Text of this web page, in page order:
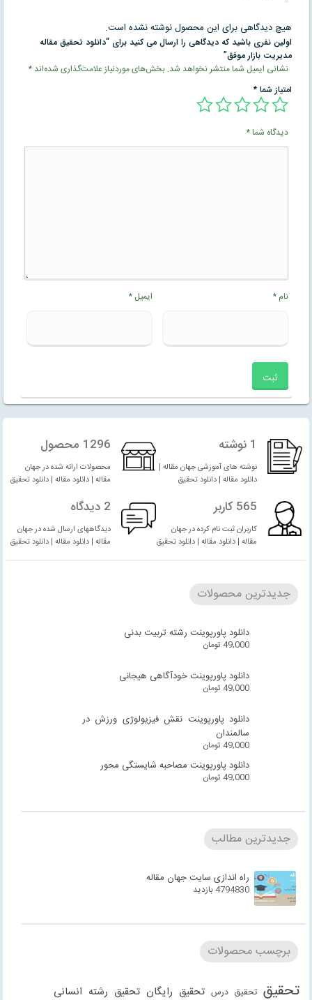
هیچ دیدگاهی برای این محصول نوشته نشده است.
اولین نفری باشید که دیدگاهی را ارسال می کنید برای “دانلود تحقیق مقاله
مدیریت بازار موفق”
نشانی ایمیل شما منتشر نخواهد شد. بخش‌های موردنیاز علامت‌گذاری شده‌اند*
امتیاز شما*
دیدگاه شما*
نام* ایمیل*
1 نوشته
نوشته های آموزشی جهان مقاله |
دانلود مقاله | دانلود تحقیق
1296 محصول
محصولات ارائه شده در جهان
مقاله | دانلود مقاله | دانلود تحقیق
565 کاربر
کاربران ثبت نام کرده در جهان
مقاله | دانلود مقاله | دانلود تحقیق
2 دیدگاه
دیدگاههای ارسال شده در جهان
مقاله | دانلود مقاله | دانلود تحقیق
جدیدترین محصولات
دانلود پاورپوینت رشته تربیت بدنی
49,000 تومان
دانلود پاورپوینت خودآگاهی هیجانی
49,000 تومان
دانلود پاورپوینت نقش فیزیولوژی ورزش در
سالمندان
49,000 تومان
دانلود پاورپوینت مصاحبه شایستگی محور
49,000 تومان
جدیدترین مطالب
راه اندازی سایت جهان مقاله
4794830 بازدید
برچسب محصولات
تحقیق تحقیق درس تحقیق رایگان تحقیق رشته انسانی